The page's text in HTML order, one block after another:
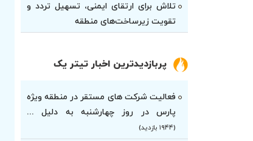
تلاش برای ارتقای ایمنی، تسهیل تردد و
تقویت زیرساخت‌های منطقه
پربازدیدترین اخبار تیتر یک
فعالیت شرکت های مستقر در منطقه ویژه
پارس در روز چهارشنبه به دلیل ...
(۱۹۴۴ بازدید)